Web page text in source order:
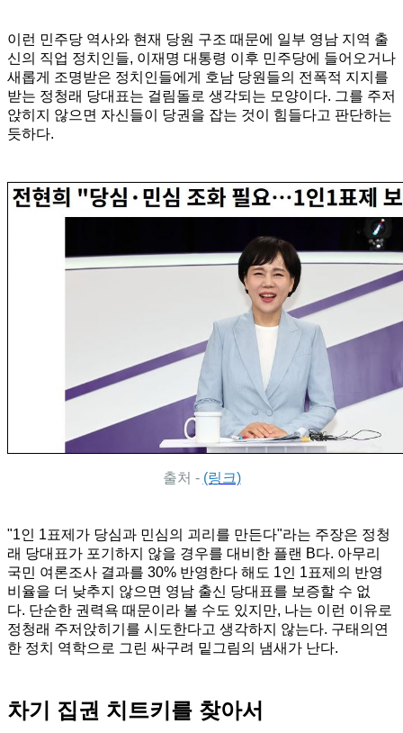
이런 민주당 역사와 현재 당원 구조 때문에 일부 영남 지역 출
신의 직업 정치인들, 이재명 대통령 이후 민주당에 들어오거나
새롭게 조명받은 정치인들에게 호남 당원들의 전폭적 지지를
받는 정청래 당대표는 걸림돌로 생각되는 모양이다. 그를 주저
앉히지 않으면 자신들이 당권을 잡는 것이 힘들다고 판단하는
듯하다.
출처 - (링크)
"1인 1표제가 당심과 민심의 괴리를 만든다"라는 주장은 정청
래 당대표가 포기하지 않을 경우를 대비한 플랜 B다. 아무리
국민 여론조사 결과를 30% 반영한다 해도 1인 1표제의 반영
비율을 더 낮추지 않으면 영남 출신 당대표를 보증할 수 없
다. 단순한 권력욕 때문이라 볼 수도 있지만, 나는 이런 이유로
정청래 주저앉히기를 시도한다고 생각하지 않는다. 구태의연
한 정치 역학으로 그린 싸구려 밑그림의 냄새가 난다.
차기 집권 치트키를 찾아서